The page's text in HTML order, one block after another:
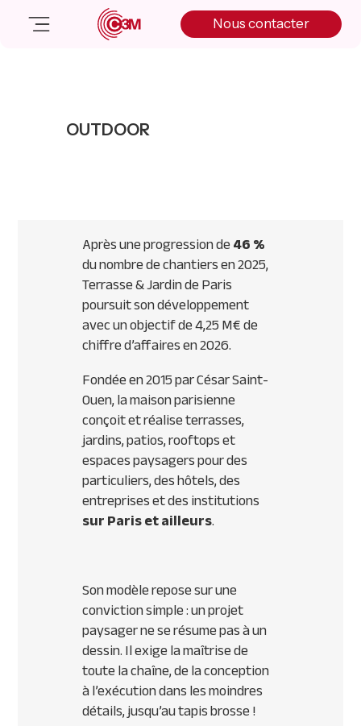
Nous contacter
Salle de presse
Nous contacter
OUTDOOR
Après une progression de46 %
du nombre de chantiers en 2025,
Terrasse & Jardin de Paris
poursuit son développement
avec un objectif de 4,25 M€ de
chiffre d’affaires en 2026.
Fondée en 2015 par César Saint-
Ouen, la maison parisienne
conçoit et réalise terrasses,
jardins, patios, rooftops et
espaces paysagers pour des
particuliers, des hôtels, des
entreprises et des institutions
sur Paris et ailleurs.
Son modèle repose sur une
conviction simple : un projet
paysager ne se résume pas à un
dessin. Il exige la maîtrise de
toute la chaîne, de la conception
à l’exécution dans les moindres
détails, jusqu’au tapis brosse !